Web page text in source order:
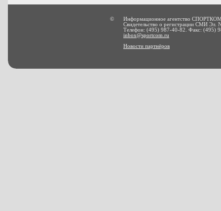
©
Информационное агентство
Свидетельство о регистрации СМИ Эл.
Телефон: (495) 987-40-82. Факс: (495)
inbox@sportcom.ru
Новости партнёров